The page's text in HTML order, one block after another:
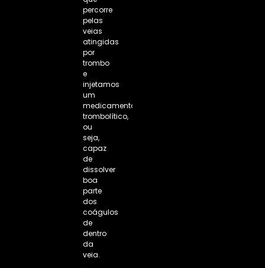
percorre
pelas
veias
atingidas
por
trombo
e
injetamos
um
medicamento
trombolítico,
ou
seja,
capaz
de
dissolver
boa
parte
dos
coágulos
de
dentro
da
veia.